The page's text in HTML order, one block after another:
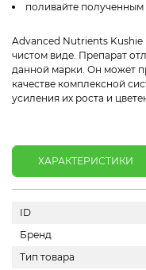
поливайте полученным
Advanced Nutrients Kushie
чистом виде. Препарат
данной марки. Он может
качестве комплексной
усиления их роста и
ХАРАКТЕРИСТИКИ
ID
Бренд
Тип товара